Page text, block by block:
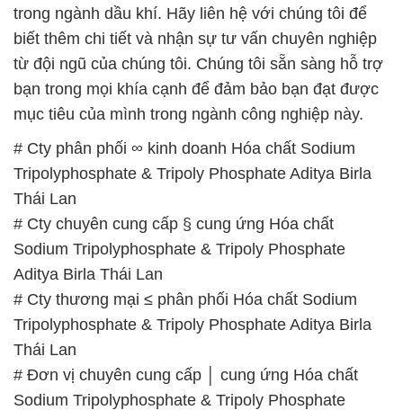
trong ngành dầu khí. Hãy liên hệ với chúng tôi để
biết thêm chi tiết và nhận sự tư vấn chuyên nghiệp
từ đội ngũ của chúng tôi. Chúng tôi sẵn sàng hỗ trợ
bạn trong mọi khía cạnh để đảm bảo bạn đạt được
mục tiêu của mình trong ngành công nghiệp này.
# Cty phân phối ∞ kinh doanh Hóa chất Sodium
Tripolyphosphate & Tripoly Phosphate Aditya Birla
Thái Lan
# Cty chuyên cung cấp § cung ứng Hóa chất
Sodium Tripolyphosphate & Tripoly Phosphate
Aditya Birla Thái Lan
# Cty thương mại ≤ phân phối Hóa chất Sodium
Tripolyphosphate & Tripoly Phosphate Aditya Birla
Thái Lan
# Đơn vị chuyên cung cấp │ cung ứng Hóa chất
Sodium Tripolyphosphate & Tripoly Phosphate